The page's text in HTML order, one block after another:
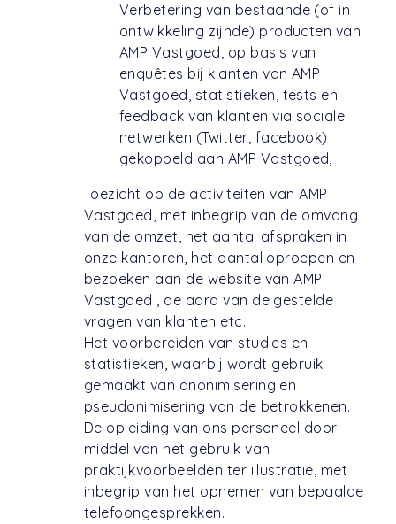
Verbetering van bestaande (of in
ontwikkeling zijnde) producten van
AMP Vastgoed, op basis van
enquêtes bij klanten van AMP
Vastgoed, statistieken, tests en
feedback van klanten via sociale
netwerken (Twitter, facebook)
gekoppeld aan AMP Vastgoed,
Toezicht op de activiteiten van AMP
Vastgoed, met inbegrip van de omvang
van de omzet, het aantal afspraken in
onze kantoren, het aantal oproepen en
bezoeken aan de website van AMP
Vastgoed , de aard van de gestelde
vragen van klanten etc.
Het voorbereiden van studies en
statistieken, waarbij wordt gebruik
gemaakt van anonimisering en
pseudonimisering van de betrokkenen.
De opleiding van ons personeel door
middel van het gebruik van
praktijkvoorbeelden ter illustratie, met
inbegrip van het opnemen van bepaalde
telefoongesprekken.